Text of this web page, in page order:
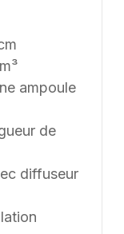
ampoule
de
diffuseur